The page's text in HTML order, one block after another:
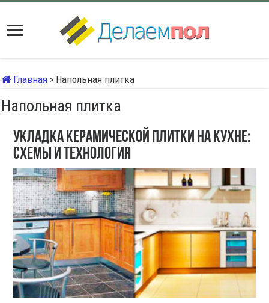
Главная > Напольная плитка
Напольная плитка
Укладка керамической плитки на кухне:
схемы и технология